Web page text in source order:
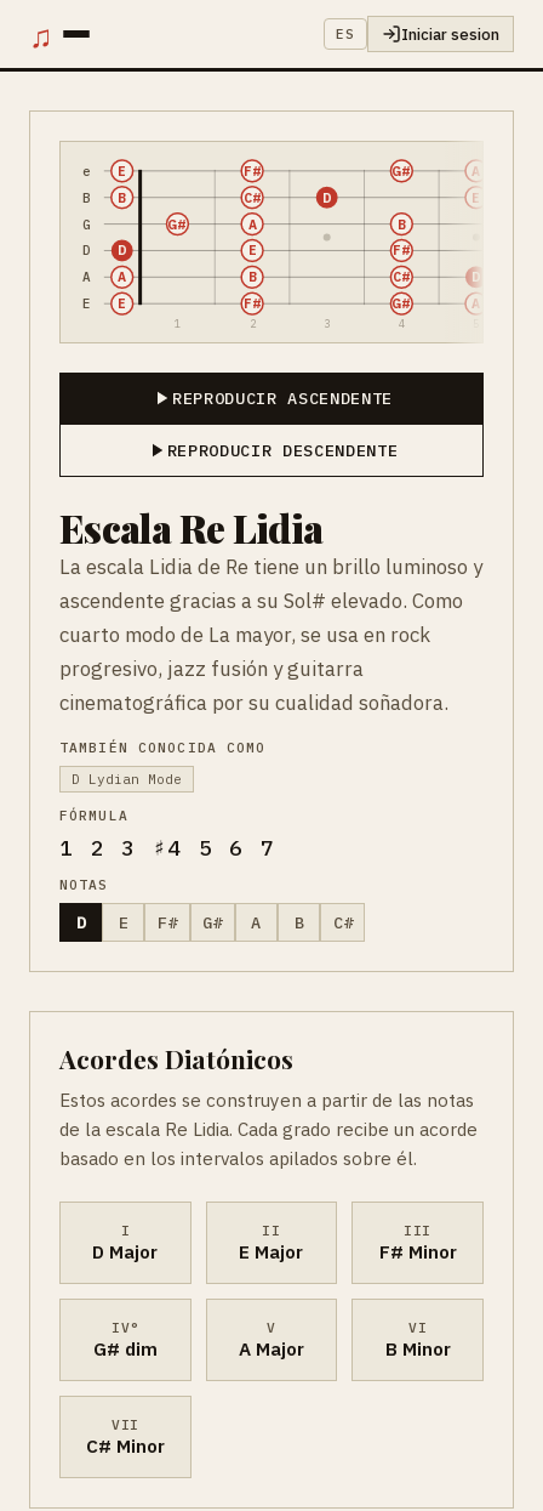
♫ ES Iniciar sesion
e
B
G
D
A
E
1 2 3 4
E F# G# A
A B C# D
D E F#
G# A B
B C# D E
E F# G# A
REPRODUCIR ASCENDENTE
REPRODUCIR DESCENDENTE
Escala Re Lidia
La escala Lidia de Re tiene un brillo luminoso y
ascendente gracias a su Sol# elevado. Como
cuarto modo de La mayor, se usa en rock
progresivo, jazz fusión y guitarra
cinematográfica por su cualidad soñadora.
TAMBIÉN CONOCIDA COMO
D Lydian Mode
FÓRMULA
1 2 3 ♯4 5 6 7
NOTAS
D E F# G# A B C#
Acordes Diatónicos
Estos acordes se construyen a partir de las notas
de la escala Re Lidia. Cada grado recibe un acorde
basado en los intervalos apilados sobre él.
I
D Major
II
E Major
III
F# Minor
IV°
G# dim
V
A Major
VI
B Minor
VII
C# Minor